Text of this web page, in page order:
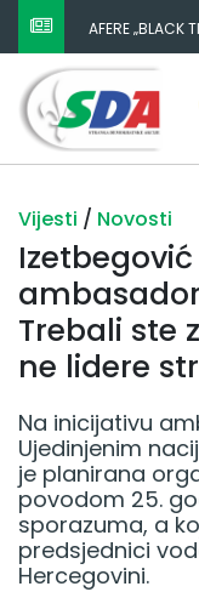
NESTANAK
SLUČAJNI
VLADA FBIH I
Vijesti / Novosti
Trebali ste
ne lidere
Na inicijativu
Ujedinjenim
je planirana
povodom 25.
sporazuma, a
predsjednici
Hercegovini.